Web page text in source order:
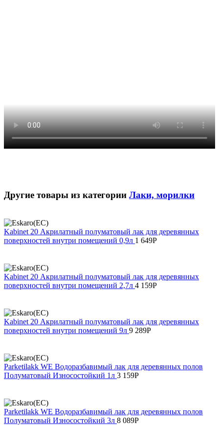
Другие товары из категории Лаки, морилки
Kabinet 20 Акрилатный полуматовый лак для деревянных
поверхностей внутри помещений 0,9л 1 649Р
Kabinet 20 Акрилатный полуматовый лак для деревянных
поверхностей внутри помещений 2,7л 4 159Р
Kabinet 20 Акрилатный полуматовый лак для деревянных
поверхностей внутри помещений 9л 9 289Р
Parketilakk WE Водоразбавимый лак для деревянных полов
Полуматовый Износостойкий 1л 3 159Р
Parketilakk WE Водоразбавимый лак для деревянных полов
Полуматовый Износостойкий 3л 8 089Р